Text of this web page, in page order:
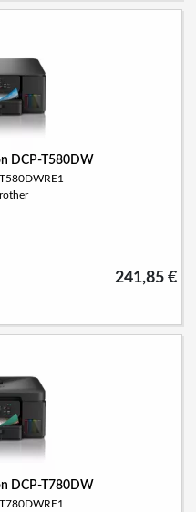
DCP-T580DW
241,85 €
DCP-T780DW